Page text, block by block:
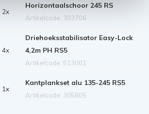
2x
Horizontaalschoor 245 RS
Artikelcode: 303706
4x
Driehoeksstabilisator Easy-Lock
4,2m PH RS5
Artikelcode: 513001
1x
Kantplankset alu 135-245 RS5
Artikelcode: 305805